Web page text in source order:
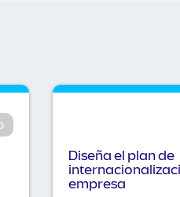
Diseña el plan de
empresa